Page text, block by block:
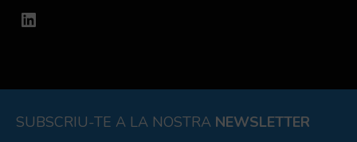
LinkedIn
SUBSCRIU-TE A LA NOSTRA NEWSLETTER